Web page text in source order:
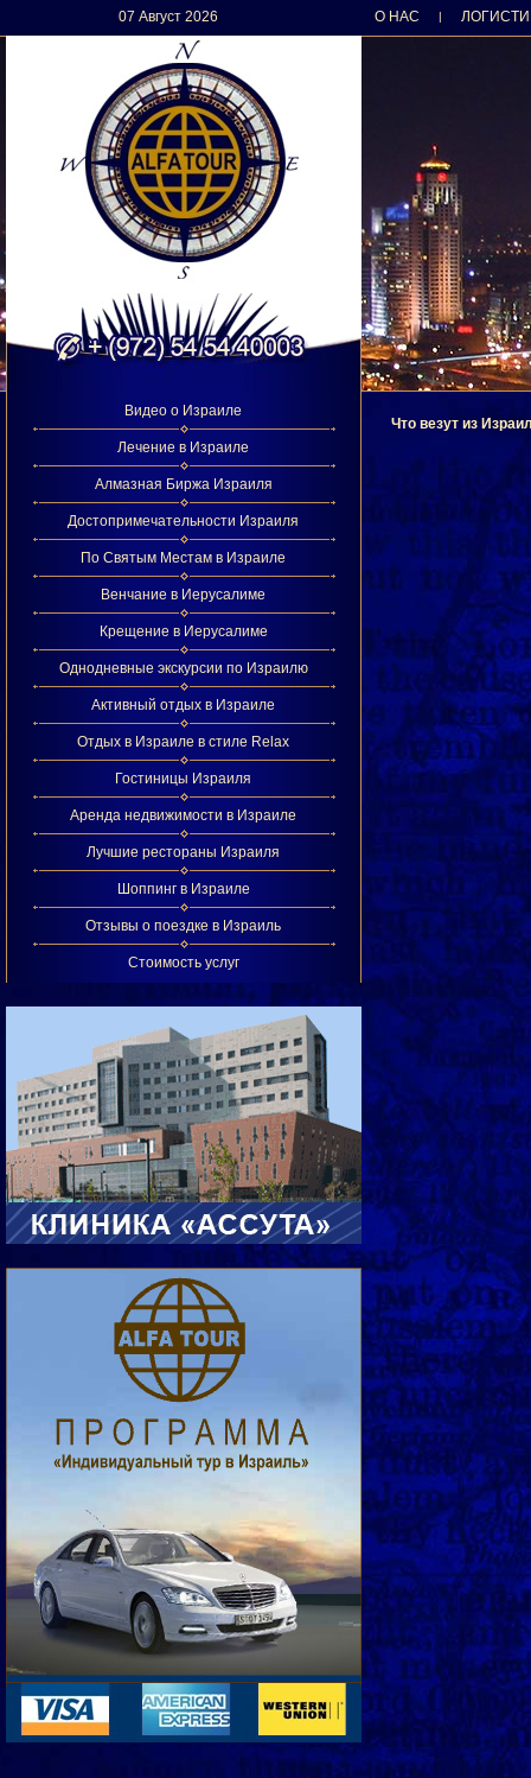
07 Август 2026 О НАС |
Видео о Израиле
Лечение в Израиле
Алмазная Биржа Израиля
Достопримечательности Израиля
По Святым Местам в Израиле
Венчание в Иерусалиме
Крещение в Иерусалиме
Однодневные экскурсии по Израилю
Активный отдых в Израиле
Отдых в Израиле в стиле Relax
Гостиницы Израиля
Аренда недвижимости в Израиле
Лучшие рестораны Израиля
Шоппинг в Израиле
Отзывы о поездке в Израиль
Стоимость услуг
Что везут из